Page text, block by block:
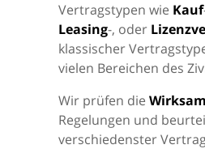
Vertragstypen wie Kauf
Leasing-, oder
klassischer
vielen Bereichen des
Wir prüfen die
Regelungen und
verschiedenster